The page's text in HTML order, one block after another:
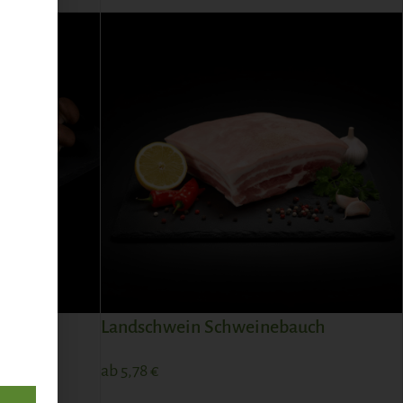
Landschwein Schweinebauch
ab 5,78€